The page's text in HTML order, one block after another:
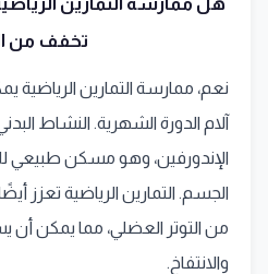
تخفف من
نعم، ممارسة التمارين
آلام الدورة الشهرية. النشاط
الإندورفين، وهو مسكن طبيعي
الجسم. التمارين الرياضية تعزز
من التوتر العضلي، مما يمكن أن
والانتفاخ.